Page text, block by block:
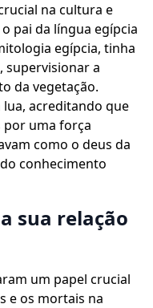
na cultura e
pai da língua egípcia
egípcia, tinha
supervisionar a
da vegetação.
lua, acreditando que
por uma força
como o deus da
conhecimento
sua relação
um papel crucial
e os mortais na